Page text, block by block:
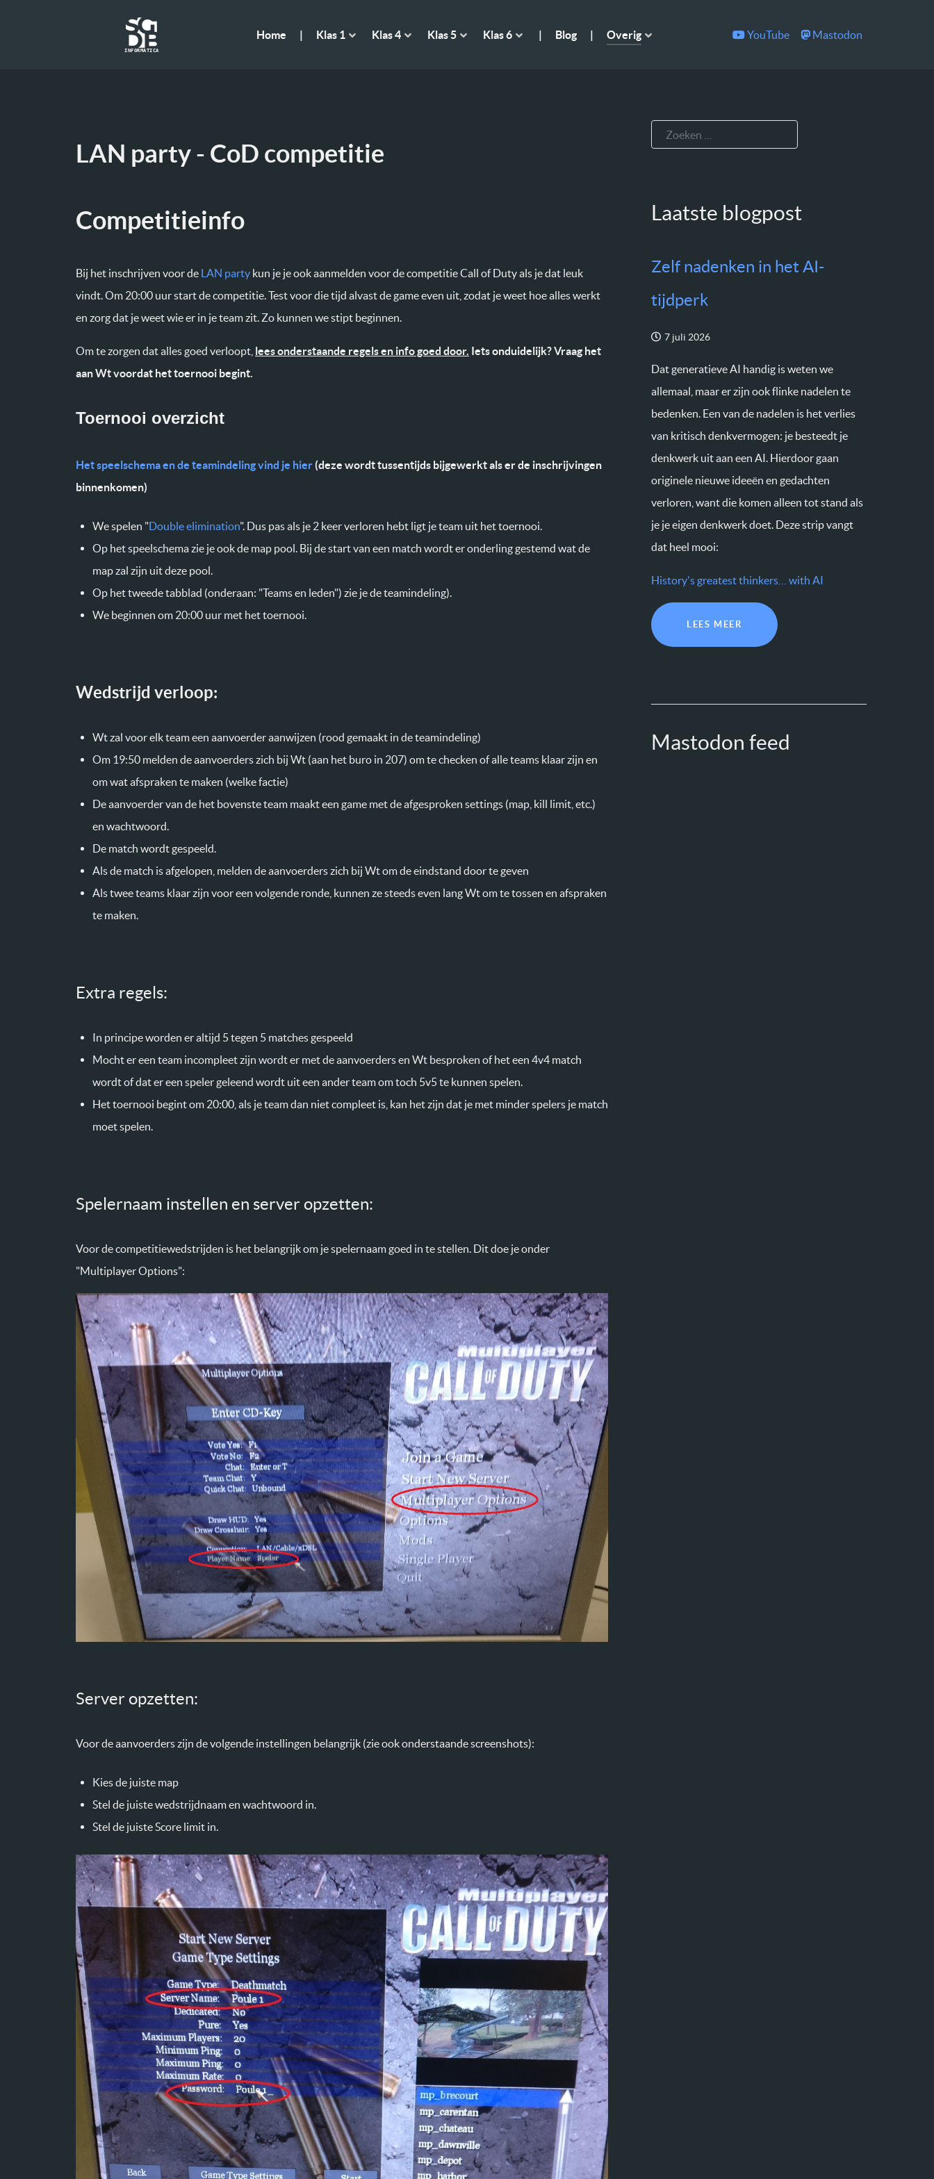
INFORMATICA
Home | Klas 1 Klas 4 Klas 5 Klas 6 | Blog | Overig YouTube Mastodon
LAN party - CoD competitie
Competitieinfo
Bij het inschrijven voor de LAN party kun je je ook aanmelden voor de competitie Call of Duty als je dat leuk
vindt. Om 20:00 uur start de competitie. Test voor die tijd alvast de game even uit, zodat je weet hoe alles werkt
en zorg dat je weet wie er in je team zit. Zo kunnen we stipt beginnen.
Om te zorgen dat alles goed verloopt, lees onderstaande regels en info goed door. Iets onduidelijk? Vraag het
aan Wt voordat het toernooi begint.
Toernooi overzicht
Het speelschema en de teamindeling vind je hier(deze wordt tussentijds bijgewerkt als er de inschrijvingen
binnenkomen)
We spelen "Double elimination". Dus pas als je 2 keer verloren hebt ligt je team uit het toernooi.
Op het speelschema zie je ook de map pool. Bij de start van een match wordt er onderling gestemd wat de
map zal zijn uit deze pool.
Op het tweede tabblad (onderaan: "Teams en leden") zie je de teamindeling).
We beginnen om 20:00 uur met het toernooi.
Wedstrijd verloop:
Wt zal voor elk team een aanvoerder aanwijzen (rood gemaakt in de teamindeling)
Om 19:50 melden de aanvoerders zich bij Wt (aan het buro in 207) om te checken of alle teams klaar zijn en
om wat afspraken te maken (welke factie)
De aanvoerder van de het bovenste team maakt een game met de afgesproken settings (map, kill limit, etc.)
en wachtwoord.
De match wordt gespeeld.
Als de match is afgelopen, melden de aanvoerders zich bij Wt om de eindstand door te geven
Als twee teams klaar zijn voor een volgende ronde, kunnen ze steeds even lang Wt om te tossen en afspraken
te maken.
Extra regels:
In principe worden er altijd 5 tegen 5 matches gespeeld
Mocht er een team incompleet zijn wordt er met de aanvoerders en Wt besproken of het een 4v4 match
wordt of dat er een speler geleend wordt uit een ander team om toch 5v5 te kunnen spelen.
Het toernooi begint om 20:00, als je team dan niet compleet is, kan het zijn dat je met minder spelers je match
moet spelen.
Spelernaam instellen en server opzetten:
Voor de competitiewedstrijden is het belangrijk om je spelernaam goed in te stellen. Dit doe je onder
"Multiplayer Options":
Server opzetten:
Voor de aanvoerders zijn de volgende instellingen belangrijk (zie ook onderstaande screenshots):
Kies de juiste map
Stel de juiste wedstrijdnaam en wachtwoord in.
Stel de juiste Score limit in.
Zoeken
Laatste blogpost
Zelf nadenken in het AI-
tijdperk
7 juli 2026
Dat generatieve AI handig is weten we
allemaal, maar er zijn ook flinke nadelen te
bedenken. Een van de nadelen is het verlies
van kritisch denkvermogen: je besteedt je
denkwerk uit aan een AI. Hierdoor gaan
originele nieuwe ideeën en gedachten
verloren, want die komen alleen tot stand als
je je eigen denkwerk doet. Deze strip vangt
dat heel mooi:
History's greatest thinkers… with AI
LEES MEER
Mastodon feed